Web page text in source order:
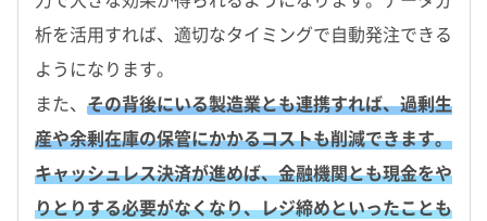
析を活用すれば、適切なタイミングで自動発注できる
ようになります。
また、 その背後にいる製造業とも連携すれば、過剰生
産や余剰在庫の保管にかかるコストも削減できます。
キャッシュレス決済が進めば、金融機関とも現金をや
りとりする必要がなくなり、レジ締めといったことも